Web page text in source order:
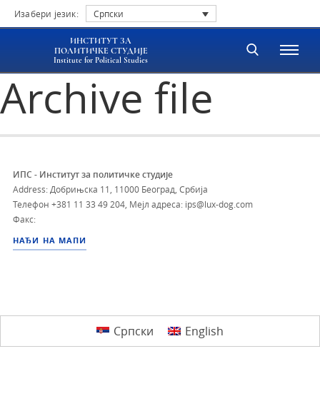
Изабери језик: Српски
ИНСТИТУТ ЗА
ПОЛИТИЧКЕ СТУДИЈЕ
Institute for Political Studies
Archive file
ИПС - Институт за политичке студије
Address: Добрињска 11, 11000 Београд, Србија
Телефон +381 11 33 49 204 Мејл адреса: ips@lux-dog.com
Факс:
НАЂИ НА МАПИ
Српски English